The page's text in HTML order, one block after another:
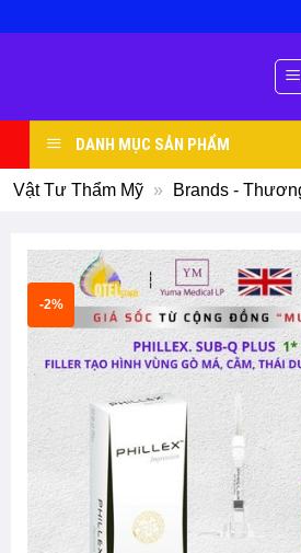
DANH MỤC SẢN PHẨM
Vật Tư Thẩm Mỹ » Brands -
-2%